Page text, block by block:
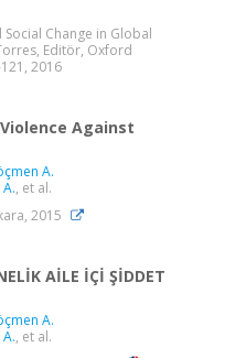
Change in Global
Editör, Oxford
2016
Against
A.
, et al.
2015
AİLE İÇİ ŞİDDET
A.
, et al.